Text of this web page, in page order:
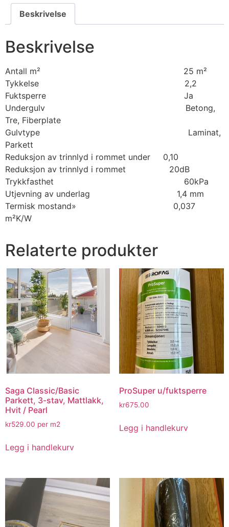
Beskrivelse
Beskrivelse
Antall m² 25 m²
Tykkelse 2,2
Fuktsperre Ja
Undergulv Betong,
Tre, Fiberplate
Gulvtype Laminat,
Parkett
Reduksjon av trinnlyd i rommet under 0,10
Reduksjon av trinnlyd i rommet 20dB
Trykkfasthet 60kPa
Utjevning av underlag 1,4 mm
Termisk mostand» 0,037
m²K/W
Relaterte produkter
Saga Classic/Basic
Parkett, 3-stav, Mattlakk,
Hvit / Pearl
kr529.00 per m2
Legg i handlekurv
ProSuper u/fuktsperre
kr675.00
Legg i handlekurv